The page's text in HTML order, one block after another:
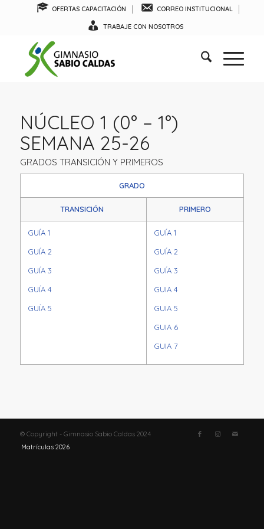
OFERTAS CAPACITACIÓN CORREO INSTITUCIONAL
TRABAJE CON NOSOTROS
NÚCLEO 1 (0° – 1°)
SEMANA 25-26
GRADOS TRANSICIÓN Y PRIMEROS
GRADO
TRANSICIÓN PRIMERO
GUÍA 1
GUÍA 2
GUÍA 3
GUÍA 4
GUÍA 5
GUÍA 1
GUÍA 2
GUÍA 3
GUIA 4
GUIA 5
GUIA 6
GUIA 7
© Copyright - Gimnasio Sabio Caldas 2024
Matrículas 2026